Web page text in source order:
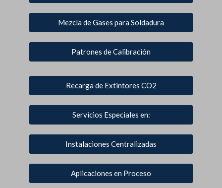
Mezcla de Gases para Soldadura
Patrones de Calibración
Recarga de Extintores CO2
Servicios Especiales en:
Instalaciones Centralizadas
Aplicaciones en Proceso